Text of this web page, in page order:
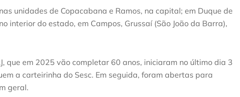
unidades de Copacabana e Ramos, na capital; em Duque de
interior do estado, em Campos, Grussaí (São João da Barra),
que em 2025 vão completar 60 anos, iniciaram no último dia 3
a carteirinha do Sesc. Em seguida, foram abertas para
geral.